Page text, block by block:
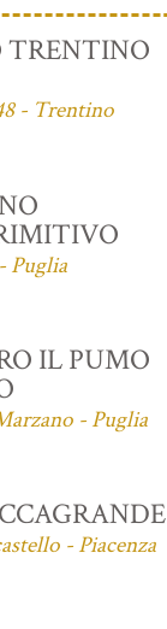
TRENTINO
- Trentino
Puglia
IL PUMO
- Puglia
- Piacenza